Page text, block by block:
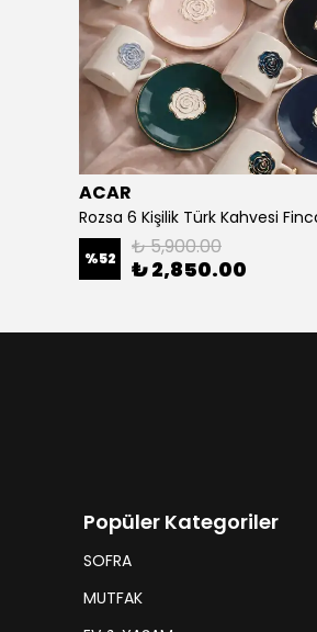
ACAR
Rozsa 6 Kişilik Türk Kahvesi
%52 ₺ 5,900.00
₺ 2,850.00
Popüler Kategoriler
SOFRA
MUTFAK